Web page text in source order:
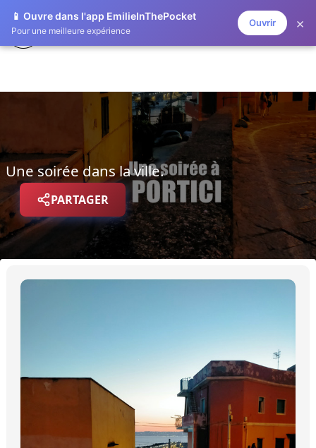
📱 Ouvre dans l'app EmilieInThePocket
Pour une meilleure expérience
Ouvrir ×
EMILIE IN THE POCKET
Une soirée dans la ville.
PARTAGER